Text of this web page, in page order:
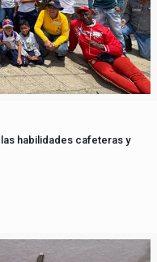
habilidades cafeteras y